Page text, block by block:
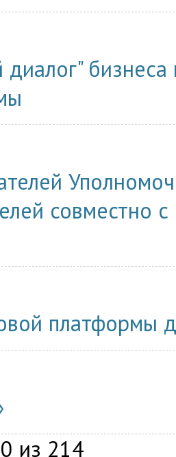
бизнеса
совместно с
платформы
из 214